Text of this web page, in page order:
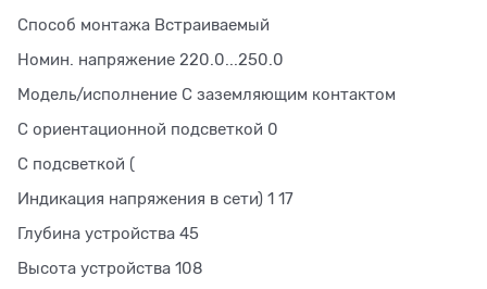
Способ монтажа Встраиваемый
Номин. напряжение 220.0...250.0
Модель/исполнение С заземляющим контактом
С ориентационной подсветкой 0
С подсветкой (
Индикация напряжения в сети) 1 17
Глубина устройства 45
Высота устройства 108